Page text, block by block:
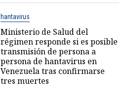
hantavirus
Ministerio de Salud del
régimen responde si es posible
transmisión de persona a
persona de hantavirus en
Venezuela tras confirmarse
tres muertes